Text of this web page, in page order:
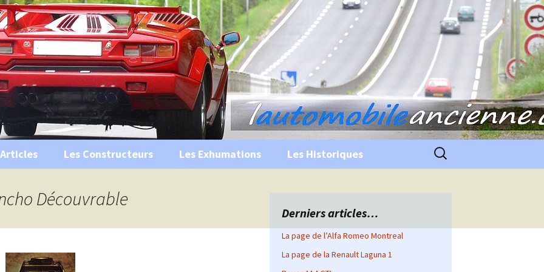
Ancienne
historiques …
Les Constructeurs Les Exhumations Les Historiques Rechercher :
Découvrable
Derniers articles…
La page de l’Alfa Romeo Montreal
La page de la Renault Laguna 1